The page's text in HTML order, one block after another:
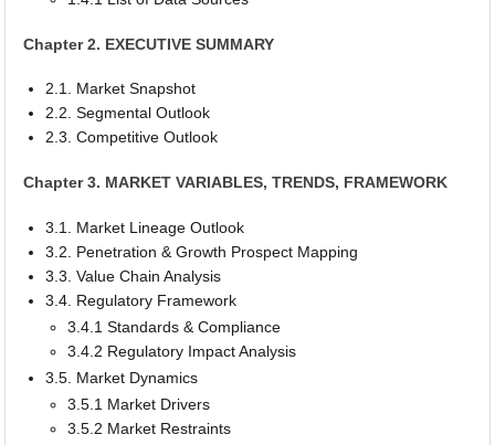
Chapter 2. EXECUTIVE SUMMARY
2.1. Market Snapshot
2.2. Segmental Outlook
2.3. Competitive Outlook
Chapter 3. MARKET VARIABLES, TRENDS, FRAMEWORK
3.1. Market Lineage Outlook
3.2. Penetration & Growth Prospect Mapping
3.3. Value Chain Analysis
3.4. Regulatory Framework
3.4.1 Standards & Compliance
3.4.2 Regulatory Impact Analysis
3.5. Market Dynamics
3.5.1 Market Drivers
3.5.2 Market Restraints